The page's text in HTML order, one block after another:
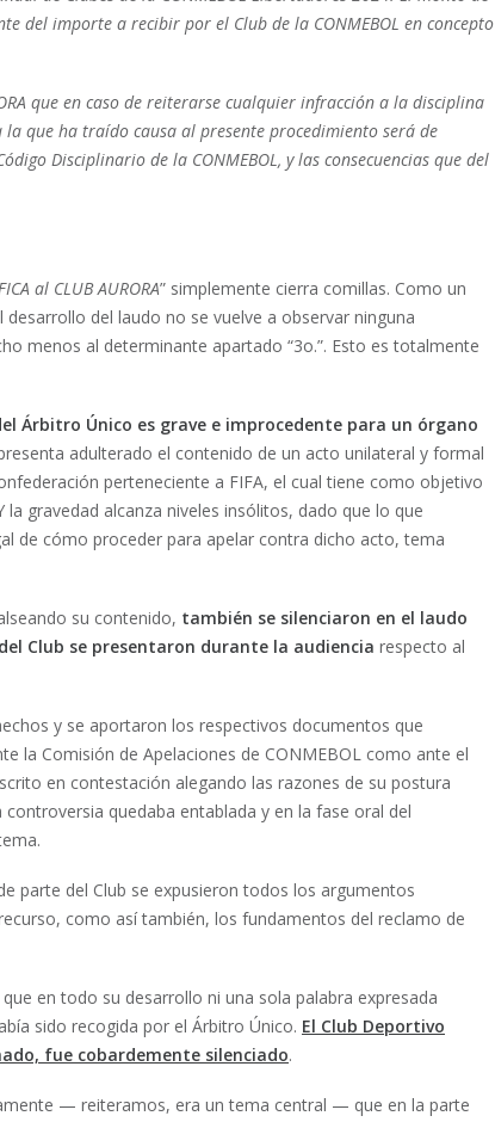
del importe a recibir por el Club de la CONMEBOL en concepto
que en caso de reiterarse cualquier infracción a la disciplina
que ha traído causa al presente procedimiento será de
Disciplinario de la CONMEBOL, y las consecuencias que del
al CLUB AURORA” simplemente cierra comillas. Como un
del laudo no se vuelve a observar ninguna
menos al determinante apartado “3o.”. Esto es totalmente
Árbitro Único es grave e improcedente para un órgano
adulterado el contenido de un acto unilateral y formal
perteneciente a FIFA, el cual tiene como objetivo
gravedad alcanza niveles insólitos, dado que lo que
de cómo proceder para apelar contra dicho acto, tema
su contenido, también se silenciaron en el laudo
Club se presentaron durante la audiencia respecto al
y se aportaron los respectivos documentos que
la Comisión de Apelaciones de CONMEBOL como ante el
en contestación alegando las razones de su postura
quedaba entablada y en la fase oral del
parte del Club se expusieron todos los argumentos
como así también, los fundamentos del reclamo de
en todo su desarrollo ni una sola palabra expresada
sido recogida por el Árbitro Único. El Club Deportivo
fue cobardemente silenciado.
— reiteramos, era un tema central — que en la parte